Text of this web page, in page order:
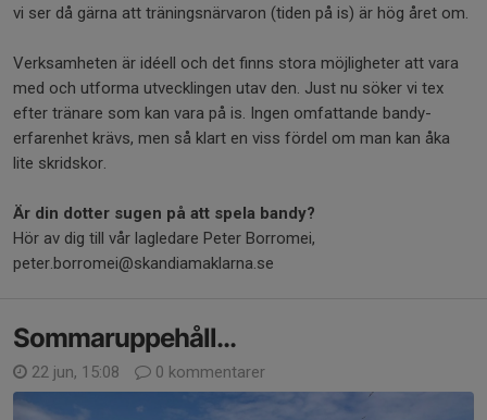
vi ser då gärna att träningsnärvaron (tiden på is) är hög året om.
Verksamheten är idéell och det finns stora möjligheter att vara
med och utforma utvecklingen utav den. Just nu söker vi tex
efter tränare som kan vara på is. Ingen omfattande bandy-
erfarenhet krävs, men så klart en viss fördel om man kan åka
lite skridskor.
Är din dotter sugen på att spela bandy?
Hör av dig till vår lagledare Peter Borromei,
peter.borromei@skandiamaklarna.se
Sommaruppehåll...
22 jun, 15:08 0 kommentarer